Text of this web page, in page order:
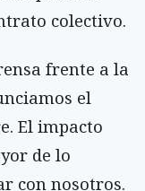
colectivo.
frente a la
el
El impacto
de lo
con nosotros.